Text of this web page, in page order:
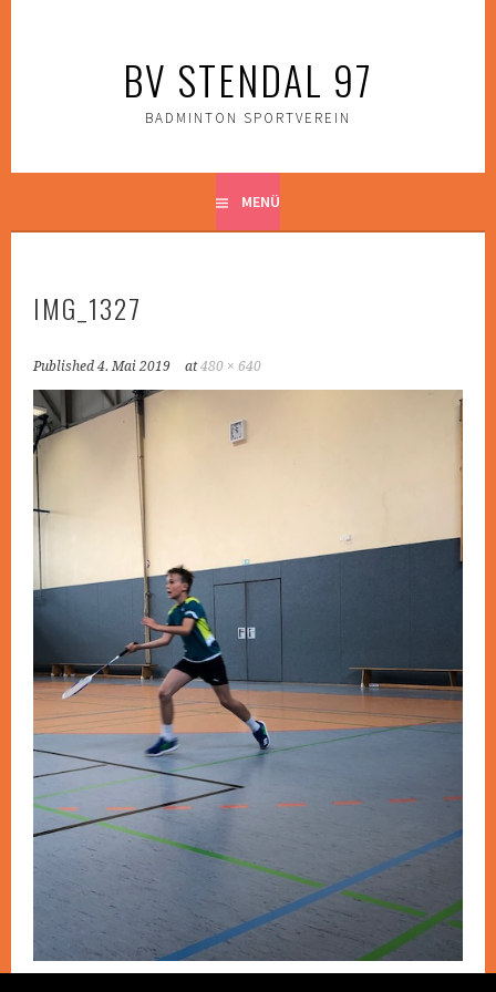
BV STENDAL 97
BADMINTON SPORTVEREIN
MENÜ
IMG_1327
Published4. Mai 2019 at480 × 640